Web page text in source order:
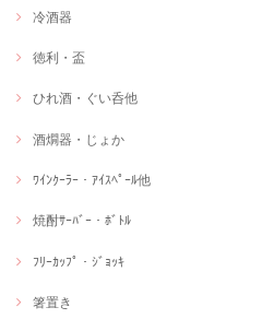
冷酒器
徳利・盃
ひれ酒・ぐい呑他
酒燗器・じょか
ﾜｲﾝｸｰﾗｰ・ｱｲｽﾍﾟｰﾙ他
焼酎ｻｰﾊﾞｰ・ﾎﾞﾄﾙ
ﾌﾘｰｶｯﾌﾟ・ｼﾞｮｯｷ
箸置き